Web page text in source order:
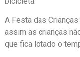
A Festa das
assim as crianças
que fica lotado o